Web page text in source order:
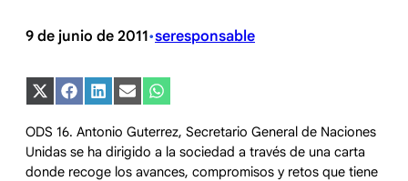
9 de junio de 2011•seresponsable
Compartir
en
(Twitter)
Compartir
en
Compartir
en
Compartir
en
Compartir
en
ODS 16. Antonio Guterrez, Secretario General de Naciones
Unidas se ha dirigido a la sociedad a través de una carta
donde recoge los avances, compromisos y retos que tiene